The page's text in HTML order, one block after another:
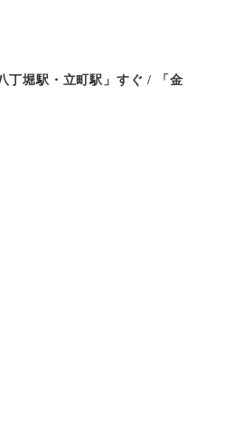
丁堀駅・立町駅」すぐ / 「金